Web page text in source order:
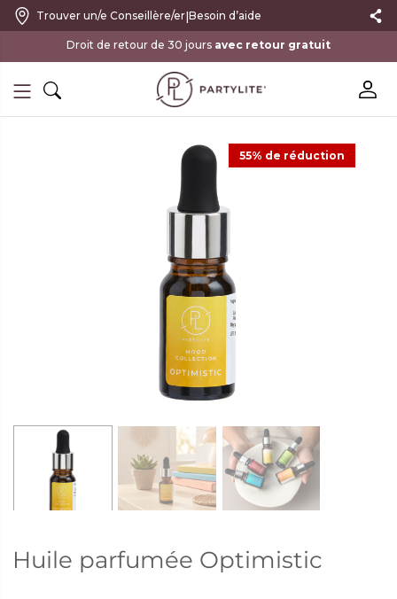
Trouver un/e Conseillère/er|Besoin d’aide
avec retour gratuit
55% de réduction
Huile parfumée Optimistic